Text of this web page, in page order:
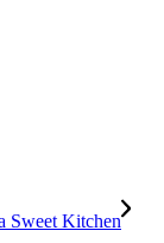
Sweet Kitchen